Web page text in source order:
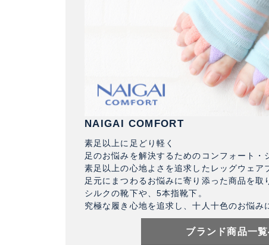
NAIGAI COMFORT
素足以上に足どり軽く
足のお悩みを解決するためのコンフォート・
素足以上の心地よさを追求したレッグウェア
足元にまつわるお悩みに寄り添った商品を取
シルクの靴下や、5本指靴下。
究極な履き心地を追求し、十人十色のお悩み
ブランド商品一